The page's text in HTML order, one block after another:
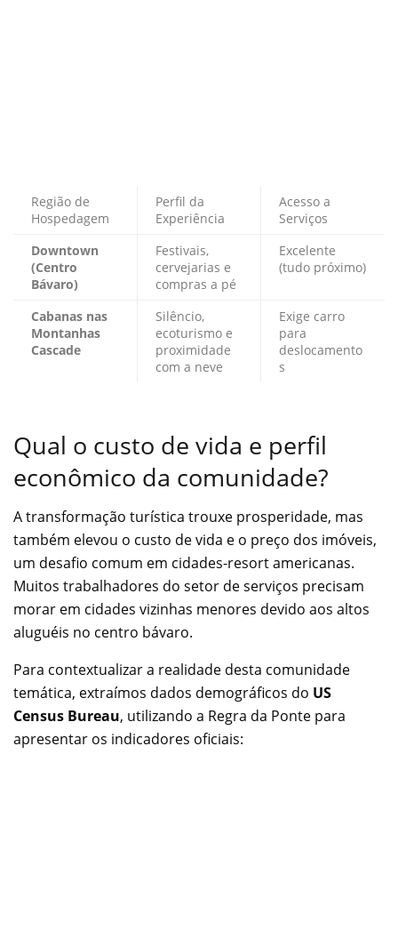
Região de
Hospedagem
Perfil da
Experiência
Acesso a
Serviços
Downtown
(Centro
Bávaro)
Festivais,
cervejarias e
compras a pé
Excelente
(tudo próximo)
Cabanas nas
Montanhas
Cascade
Silêncio,
ecoturismo e
proximidade
com a neve
Exige carro
para
deslocamento
s
Qual o custo de vida e perfil
econômico da comunidade?
A transformação turística trouxe prosperidade, mas
também elevou o custo de vida e o preço dos imóveis,
um desafio comum em cidades-resort americanas.
Muitos trabalhadores do setor de serviços precisam
morar em cidades vizinhas menores devido aos altos
aluguéis no centro bávaro.
Para contextualizar a realidade desta comunidade
temática, extraímos dados demográficos do US
Census Bureau, utilizando a Regra da Ponte para
apresentar os indicadores oficiais: